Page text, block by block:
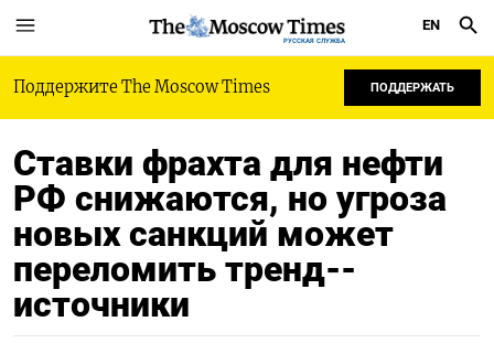
РУССКАЯ СЛУЖБА
EN
Поддержите The Moscow Times ПОДДЕРЖАТЬ
Ставки фрахта для нефти
РФ снижаются, но угроза
новых санкций может
переломить тренд--
источники